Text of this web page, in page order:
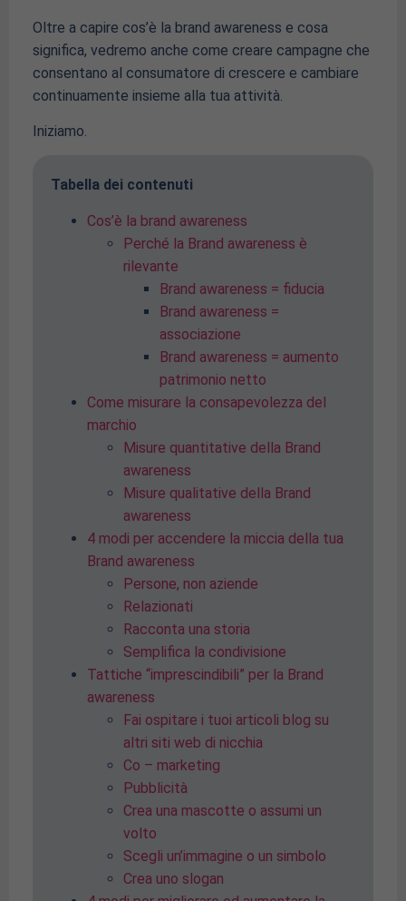
Oltre a capire cos’è la brand awareness e cosa
significa, vedremo anche come creare campagne che
consentano al consumatore di crescere e cambiare
continuamente insieme alla tua attività.
Iniziamo.
Tabella dei contenuti
Cos’è la brand awareness
Perché la Brand awareness è
rilevante
Brand awareness = fiducia
Brand awareness =
associazione
Brand awareness = aumento
patrimonio netto
Come misurare la consapevolezza del
marchio
Misure quantitative della Brand
awareness
Misure qualitative della Brand
awareness
4 modi per accendere la miccia della tua
Brand awareness
Persone, non aziende
Relazionati
Racconta una storia
Semplifica la condivisione
Tattiche “imprescindibili” per la Brand
awareness
Fai ospitare i tuoi articoli blog su
altri siti web di nicchia
Co – marketing
Pubblicità
Crea una mascotte o assumi un
volto
Scegli un’immagine o un simbolo
Crea uno slogan